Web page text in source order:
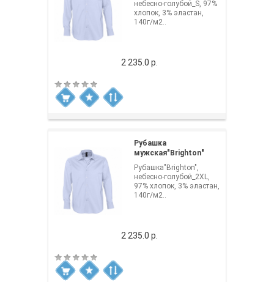
небесно-голубой_S, 97%
хлопок, 3% эластан,
140г/м2..
2 235.0 р.
Рубашка
мужская"Brighton"
Рубашка"Brighton",
небесно-голубой_2XL,
97% хлопок, 3% эластан,
140г/м2..
2 235.0 р.